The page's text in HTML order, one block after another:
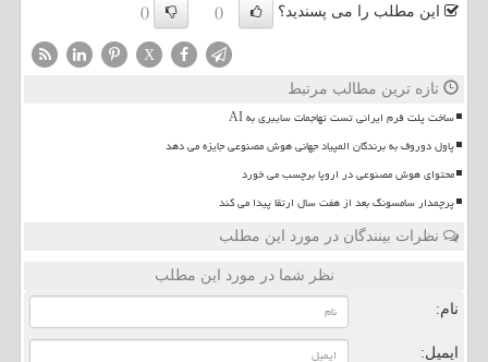
این مطلب را می پسندید؟ ()
()
X
تازه ترین مطالب مرتبط
ساخت پلت فرم ایرانی تست تهاجمات سایبری به AI
پاول دوروف به برندگان المپیاد جهانی هوش مصنوعی جایزه می دهد
محتوای هوش مصنوعی در اروپا برچسب می خورد
پرچمدار سامسونگ بعد از هفت سال ارتقا پیدا می کند
نظرات بینندگان در مورد این مطلب
نظر شما در مورد این مطلب
نام:
ایمیل: